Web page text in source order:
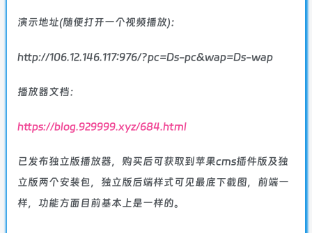
演示地址(随便打开一个视频播放)：
http://106.12.146.117:976/?pc=Ds-pc&wap=Ds-wap
播放器文档：
https://blog.929999.xyz/684.html
已发布独立版播放器，购买后可获取到苹果cms插件版及独
立版两个安装包，独立版后端样式可见最底下截图，前端一
样，功能方面目前基本上是一样的。